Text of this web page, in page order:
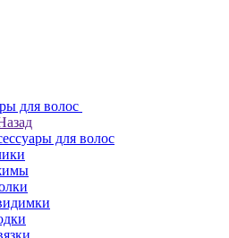
для волос
для волос